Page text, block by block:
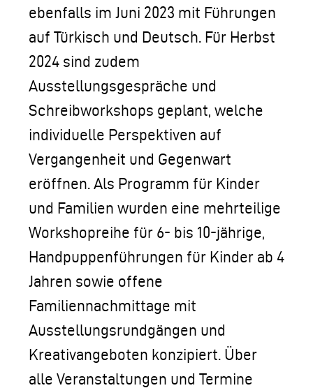
ebenfalls im Juni 2023 mit Führungen
auf Türkisch und Deutsch. Für Herbst
2024 sind zudem
Ausstellungsgespräche und
Schreibworkshops geplant, welche
individuelle Perspektiven auf
Vergangenheit und Gegenwart
eröffnen. Als Programm für Kinder
und Familien wurden eine mehrteilige
Workshopreihe für 6- bis 10-jährige,
Handpuppenführungen für Kinder ab 4
Jahren sowie offene
Familiennachmittage mit
Ausstellungsrundgängen und
Kreativangeboten konzipiert. Über
alle Veranstaltungen und Termine